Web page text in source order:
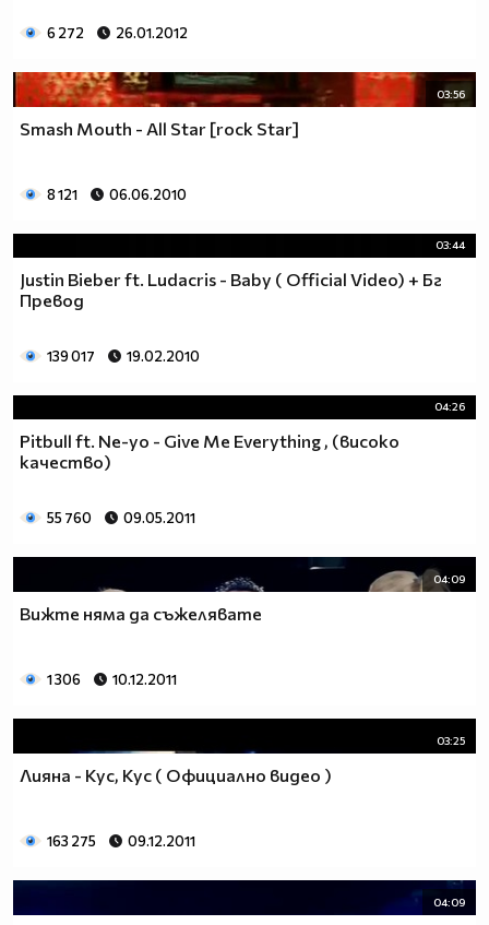
6 272 26.01.2012
03:56
Smash Mouth - All Star [rock Star]
8 121 06.06.2010
03:44
Justin Bieber ft. Ludacris - Baby ( Official Video) + Бг
Превод
139 017 19.02.2010
04:26
Pitbull ft. Ne-yo - Give Me Everything , (високо
качество)
55 760 09.05.2011
04:09
Вижте няма да съжелявате
1 306 10.12.2011
03:25
Лияна - Кус, Кус ( Официално видео )
163 275 09.12.2011
04:09